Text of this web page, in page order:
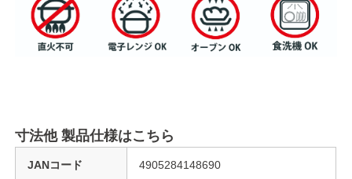
寸法他 製品仕様はこちら
JANコード 4905284148690